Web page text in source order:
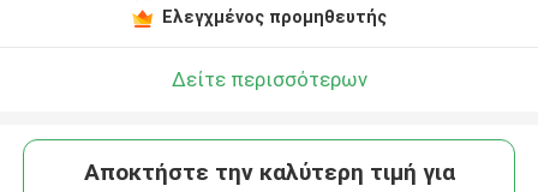
Ελεγχμένος προμηθευτής
Δείτε περισσότερων
Αποκτήστε την καλύτερη τιμή για